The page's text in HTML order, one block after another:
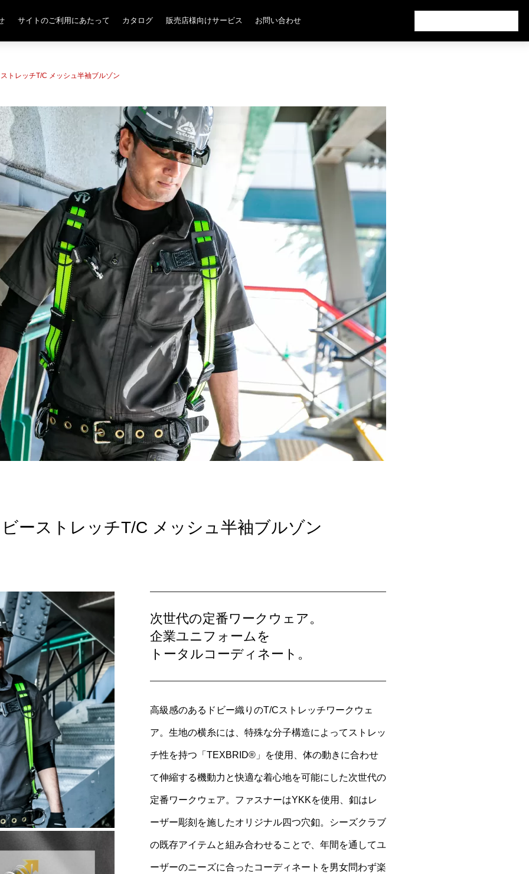
サイトのご利用にあたって カタログ 販売店様向けサービス お問い合わせ
トレッチT/C メッシュ半袖ブルゾン
ーストレッチT/C メッシュ半袖ブルゾン
次世代の定番ワークウェア。
企業ユニフォームを
トータルコーディネート。
高級感のあるドビー織りのT/Cストレッチワークウェ
ア。生地の横糸には、特殊な分子構造によってストレッ
チ性を持つ「TEXBRID®︎」を使用、体の動きに合わせ
て伸縮する機動力と快適な着心地を可能にした次世代の
定番ワークウェア。ファスナーはYKKを使用、釦はレ
ーザー彫刻を施したオリジナル四つ穴釦。シーズクラブ
の既存アイテムと組み合わせることで、年間を通してユ
ーザーのニーズに合ったコーディネートを男女問わず楽